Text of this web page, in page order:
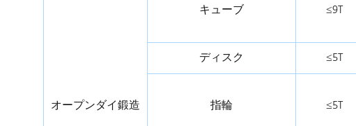
オープンダイ鍛造
キューブ ≤9T
ディスク ≤5T
指輪 ≤5T